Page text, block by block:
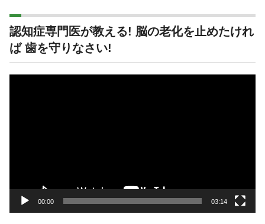
認知症専門医が教える! 脳の老化を止めたけれ
ば 歯を守りなさい!
00:00 03:14